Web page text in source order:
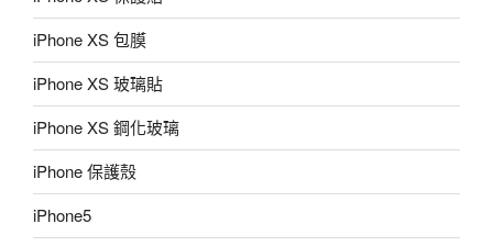
iPhone XS 包膜
iPhone XS 玻璃貼
iPhone XS 鋼化玻璃
iPhone 保護殼
iPhone5